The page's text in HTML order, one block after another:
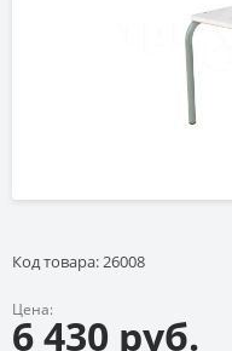
Код товара: 26008
Цена:
6 430 руб.